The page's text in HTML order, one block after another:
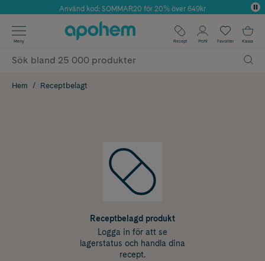
Årets Butik 2025 inom Skönhet
Använd kod: SOMMAR20 för 20% över 649kr
✓ Fri frakt
✓ Poäng på alla köp*
Meny Recept Profil Favoriter Kassa
Hem Receptbelagt
Receptbelagd produkt
Logga in för att se
lagerstatus och handla dina
recept.